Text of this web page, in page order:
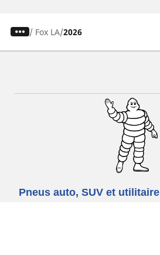
/ Fox LA 2026
Pneus auto, SUV et utilitaire